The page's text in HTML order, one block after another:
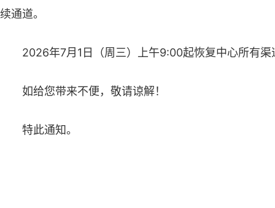
续通道。
2026年7月1日（周三）上午9:00起恢复中心所有渠
如给您带来不便，敬请谅解！
特此通知。